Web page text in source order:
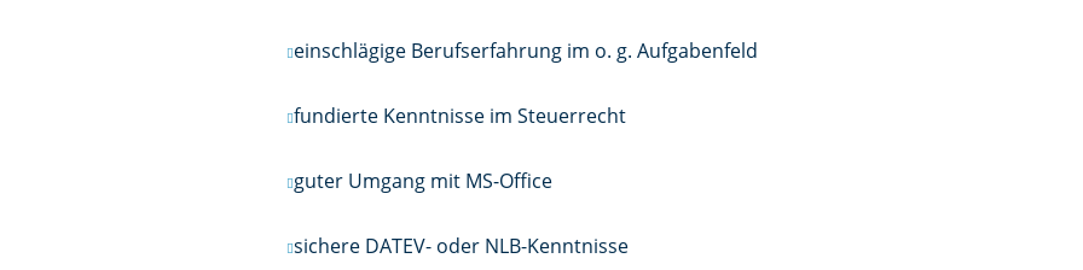
einschlägige Berufserfahrung im o. g. Aufgabenfeld
fundierte Kenntnisse im Steuerrecht
guter Umgang mit MS-Office
sichere DATEV- oder NLB-Kenntnisse